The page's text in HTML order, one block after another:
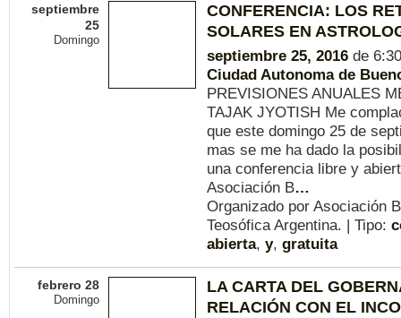
septiembre
25
Domingo
CONFERENCIA: LOS
SOLARES EN
septiembre 25, 2016 de
Ciudad Autonoma de
PREVISIONES ANUALES
TAJAK JYOTISH Me
que este domingo 25 de
mas se me ha dado la
una conferencia libre y
Asociación B…
Organizado por Asociación
Teosófica Argentina. | Tipo:
abierta, y, gratuita
febrero 28
Domingo
LA CARTA DEL
RELACIÓN CON EL